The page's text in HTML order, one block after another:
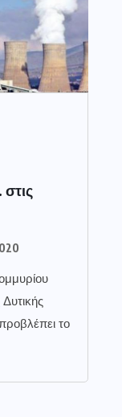
Δυτικής
το